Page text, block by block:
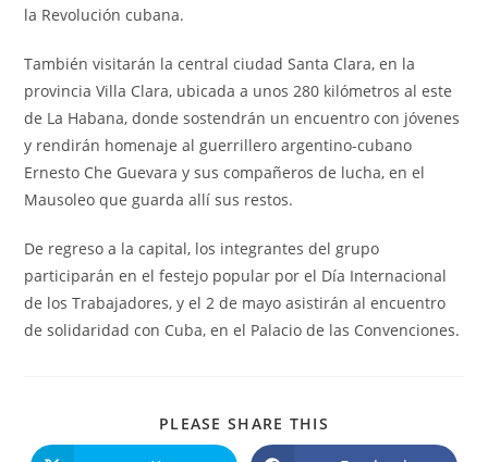
la Revolución cubana.
También visitarán la central ciudad Santa Clara, en la
provincia Villa Clara, ubicada a unos 280 kilómetros al este
de La Habana, donde sostendrán un encuentro con jóvenes
y rendirán homenaje al guerrillero argentino-cubano
Ernesto Che Guevara y sus compañeros de lucha, en el
Mausoleo que guarda allí sus restos.
De regreso a la capital, los integrantes del grupo
participarán en el festejo popular por el Día Internacional
de los Trabajadores, y el 2 de mayo asistirán al encuentro
de solidaridad con Cuba, en el Palacio de las Convenciones.
PLEASE SHARE THIS